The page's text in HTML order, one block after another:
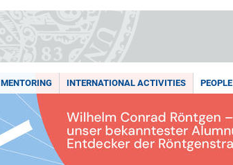
MENTORING INTERNATIONAL ACTIVITIES PEOPLE